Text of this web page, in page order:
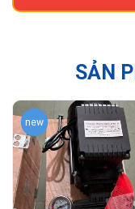
SẢN
new